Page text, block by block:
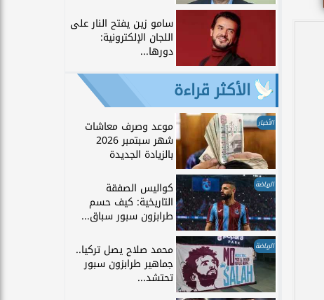
سامو زين يفتح النار على
اللجان الإلكترونية:
دورها...
الأكثر قراءة
الأخبار موعد وصرف معاشات
شهر سبتمبر 2026
بالزيادة الجديدة
الرياضة كواليس الصفقة
التاريخية: كيف حسم
طرابزون سبور سباق...
الرياضة محمد صلاح يصل تركيا..
جماهير طرابزون سبور
تحتشد...